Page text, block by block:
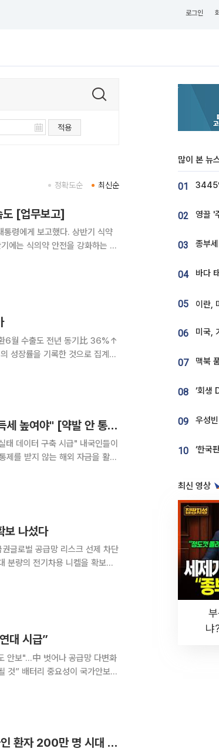
로그인
적용
최신순
정확도순
[업무보고]
통령에게 보고했다. 상반기 식약
에는 식의약 안전을 강화하는 동
정책
6월 수출도 전년 동기比 36%↑
성장률을 기록한 것으로 집계됐
대출 규제 안 받는 외국인⋯"토허제는 역부족, 취득세 높여야" [약발 안 통한 외국인 토허제]
구축 시급" 내국인들이
제를 받지 않는 해외 자금을 활용
보 나섰다
글로벌 공급망 리스크 선제 차단
분량의 전기차용 니켈을 확보할
대 시급”
안보"…中 벗어나 공급망 다변화
가안보
“K-의료관광, 글로벌 톱 발전 구심점 필요”…외국인 환자 200만 명 시대 플랫폼 '강조' [서울 의료관광정책 포럼]
많이 본 뉴
01
02
03
04
05
06
07
08
09
10
최신 영상
냐